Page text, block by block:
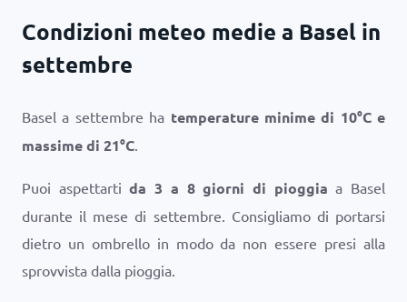
Condizioni meteo medie a Basel in
settembre
Basel a settembre ha temperature minime di 10°Ce
massime di 21°C.
Puoi aspettartida 3 a 8 giorni di pioggia a Basel
durante il mese di settembre. Consigliamo di portarsi
dietro un ombrello in modo da non essere presi alla
sprovvista dalla pioggia.